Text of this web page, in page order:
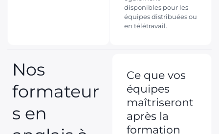
disponibles pour les
équipes distribuées ou
en télétravail.
Nos
formateur
s en
Ce que vos
équipes
maîtriseront
après la
formation